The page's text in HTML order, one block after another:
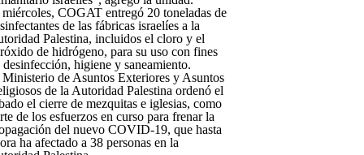
COGAT entregó 20 toneladas de
de las fábricas israelíes a la
Palestina, incluidos el cloro y el
de hidrógeno, para su uso con fines
desinfección, higiene y saneamiento.
de Asuntos Exteriores y Asuntos
de la Autoridad Palestina ordenó el
el cierre de mezquitas e iglesias, como
de los esfuerzos en curso para frenar la
del nuevo COVID-19, que hasta
ha afectado a 38 personas en la